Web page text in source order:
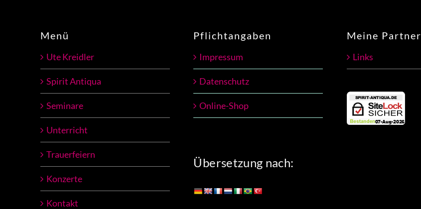
Menü
Ute Kreidler
Spirit Antiqua
Seminare
Unterricht
Trauerfeiern
Konzerte
Kontakt
Pflichtangaben
Impressum
Datenschutz
Online-Shop
Übersetzung nach:
Meine Partner
Links